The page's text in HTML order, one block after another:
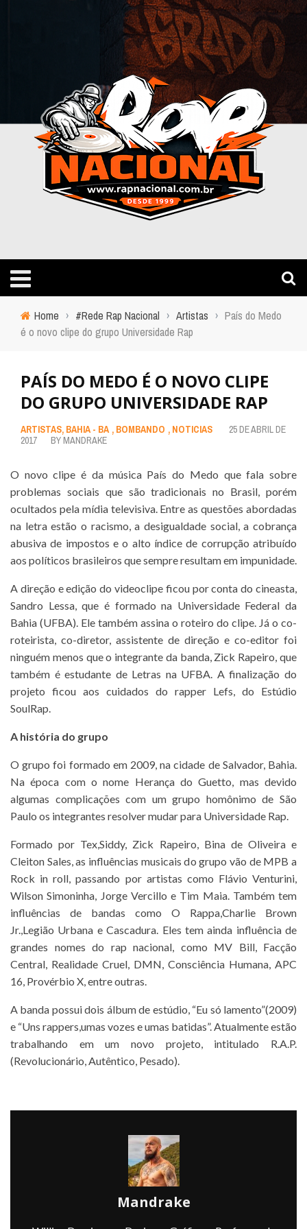
Home › #Rede Rap Nacional › Artistas › País do Medo
é o novo clipe do grupo Universidade Rap
PAÍS DO MEDO É O NOVO CLIPE
DO GRUPO UNIVERSIDADE RAP
ARTISTAS, BAHIA - BA , BOMBANDO , NOTICIAS
25 DE ABRIL DE
2017
BY MANDRAKE
O novo clipe é da música País do Medo que fala sobre
problemas sociais que são tradicionais no Brasil, porém
ocultados pela mídia televisiva. Entre as questões abordadas
na letra estão o racismo, a desigualdade social, a cobrança
abusiva de impostos e o alto índice de corrupção atribuído
aos políticos brasileiros que sempre resultam em impunidade.
A direção e edição do videoclipe ficou por conta do cineasta,
Sandro Lessa, que é formado na Universidade Federal da
Bahia (UFBA). Ele também assina o roteiro do clipe. Já o co-
roteirista, co-diretor, assistente de direção e co-editor foi
ninguém menos que o integrante da banda, Zick Rapeiro, que
também é estudante de Letras na UFBA. A finalização do
projeto ficou aos cuidados do rapper Lefs, do Estúdio
SoulRap.
A história do grupo
O grupo foi formado em 2009, na cidade de Salvador, Bahia.
Na época com o nome Herança do Guetto, mas devido
algumas complicações com um grupo homônimo de São
Paulo os integrantes resolver mudar para Universidade Rap.
Formado por Tex,Siddy, Zick Rapeiro, Bina de Oliveira e
Cleiton Sales, as influências musicais do grupo vão de MPB a
Rock in roll, passando por artistas como Flávio Venturini,
Wilson Simoninha, Jorge Vercillo e Tim Maia. Também tem
influências de bandas como O Rappa,Charlie Brown
Jr.,Legião Urbana e Cascadura. Eles tem ainda influência de
grandes nomes do rap nacional, como MV Bill, Facção
Central, Realidade Cruel, DMN, Consciência Humana, APC
16, Provérbio X, entre outras.
A banda possui dois álbum de estúdio, “Eu só lamento”(2009)
e “Uns rappers,umas vozes e umas batidas”. Atualmente estão
trabalhando em um novo projeto, intitulado R.A.P.
(Revolucionário, Autêntico, Pesado).
Mandrake